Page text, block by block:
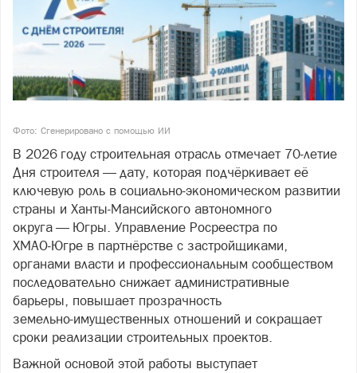
Фото: Сгенерировано с помощью ИИ
В 2026 году строительная отрасль отмечает 70‑летие
Дня строителя — дату, которая подчёркивает её
ключевую роль в социально‑экономическом развитии
страны и Ханты‑Мансийского автономного
округа — Югры. Управление Росреестра по
ХМАО‑Югре в партнёрстве с застройщиками,
органами власти и профессиональным сообществом
последовательно снижает административные
барьеры, повышает прозрачность
земельно‑имущественных отношений и сокращает
сроки реализации строительных проектов.
Важной основой этой работы выступает